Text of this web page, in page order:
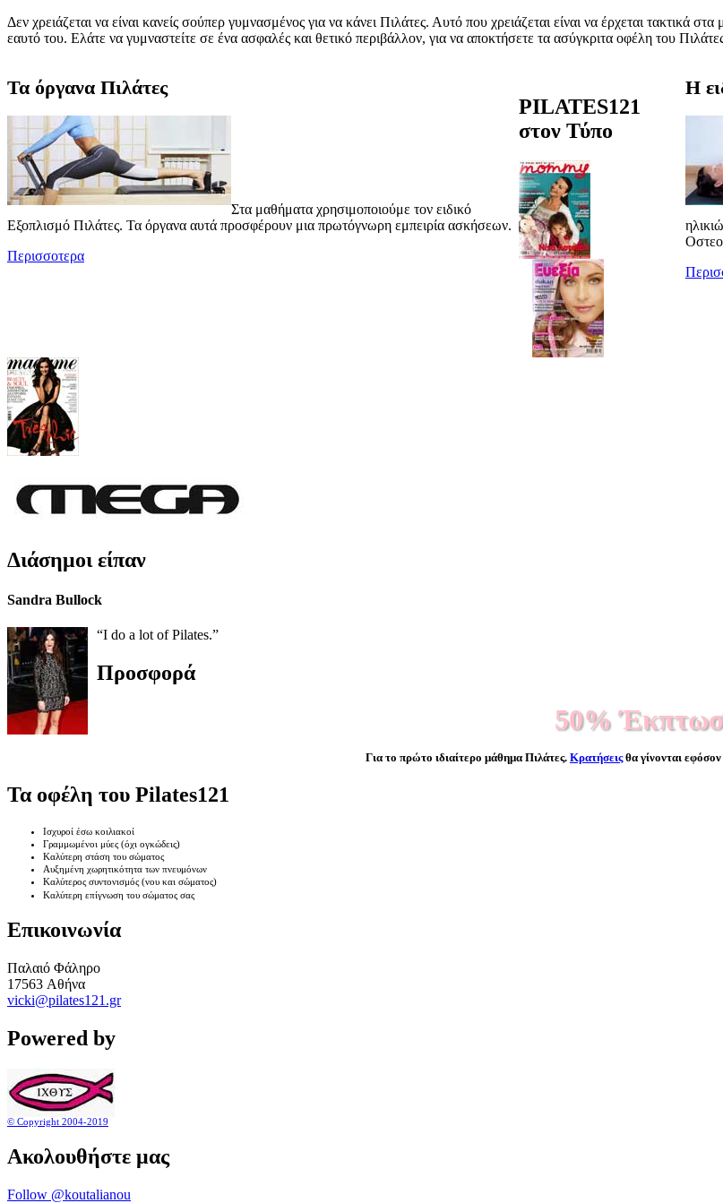
Δεν χρειάζεται να είναι κανείς σούπερ γυμνασμένος για να κάνει Πιλάτες. Αυτό που χρειάζεται είναι να έρχεται τακτικά
εαυτό του. Ελάτε να γυμναστείτε σε ένα ασφαλές και θετικό περιβάλλον, για να αποκτήσετε τα ασύγκριτα οφέλη του
Τα όργανα Πιλάτες
Στα μαθήματα χρησιμοποιούμε τον ειδικό
Εξοπλισμό Πιλάτες. Τα όργανα αυτά προσφέρουν μια πρωτόγνωρη εμπειρία ασκήσεων.
Περισσοτερα
Η
PILATES121
στον Τύπο
Διάσημοι είπαν
Sandra Bullock
“I do a lot of Pilates.”
Προσφορά
50%
Για το πρώτο ιδιαίτερο μάθημα Πιλάτες. Κρατήσειςθα γίνονται
Τα οφέλη του Pilates121
Ισχυροί έσω κοιλιακοί
Γραμμωμένοι μύες (όχι ογκώδεις)
Καλύτερη στάση του σώματος
Αυξημένη χωρητικότητα των πνευμόνων
Καλύτερος συντονισμός (νου και σώματος)
Καλύτερη επίγνωση του σώματος σας
Επικοινωνία
Παλαιό Φάληρο
17563 Aθήνα
vicki@pilates121.gr
Powered by
© Copyright 2004-2019
Ακολουθήστε μας
Follow @koutalianou